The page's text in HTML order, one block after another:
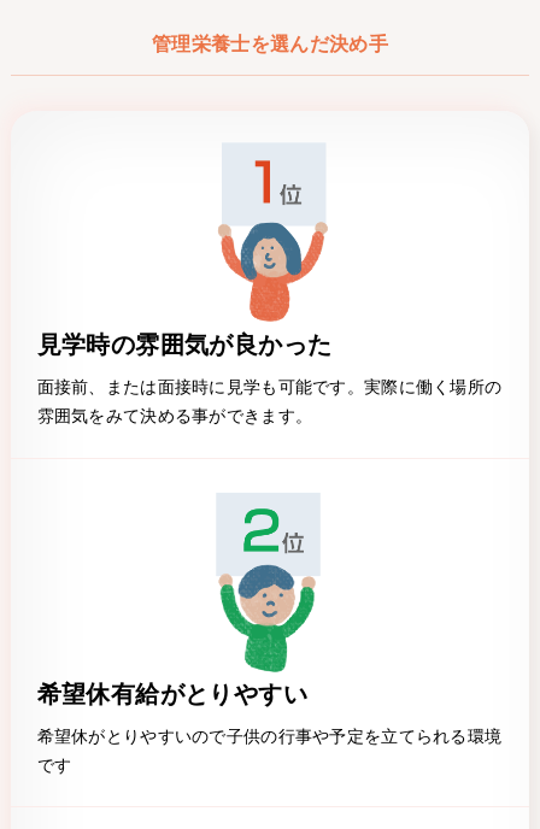
管理栄養士を選んだ決め手
見学時の雰囲気が良かった
面接前、または面接時に見学も可能です。実際に働く場所の
雰囲気をみて決める事ができます。
希望休有給がとりやすい
希望休がとりやすいので子供の行事や予定を立てられる環境
です